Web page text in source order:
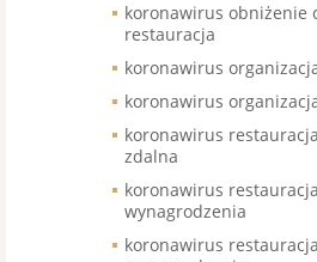
koronawirus obniżenie
restauracja
koronawirus
koronawirus
koronawirus
zdalna
koronawirus
wynagrodzenia
koronawirus restauracja